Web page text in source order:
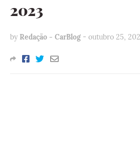
2023
by Redação - CarBlog - outubro 25,